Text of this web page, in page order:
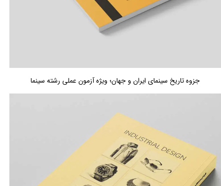
جزوه تاریخ سینمای ایران و جهان؛ ویژه آزمون عملی رشته سینما